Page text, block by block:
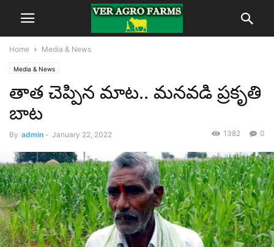
Home Media & News
Media & News
­తాత చెప్పిన మాట.. మనవడి ప్రకృతి
బాట­
By admin - January 22, 2022 0
1382